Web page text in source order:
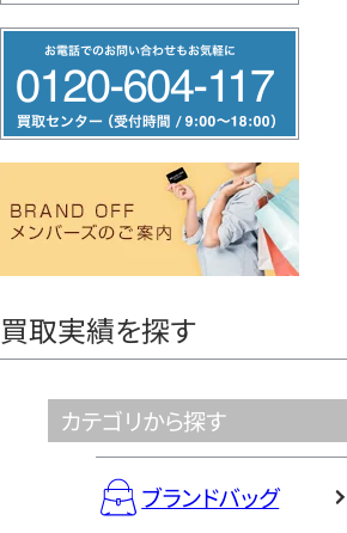
リ
ー
ヤ
買取実績を探す
カテゴリから探す
ブランドバッグ